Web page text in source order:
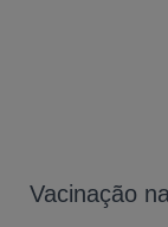
Vacinação